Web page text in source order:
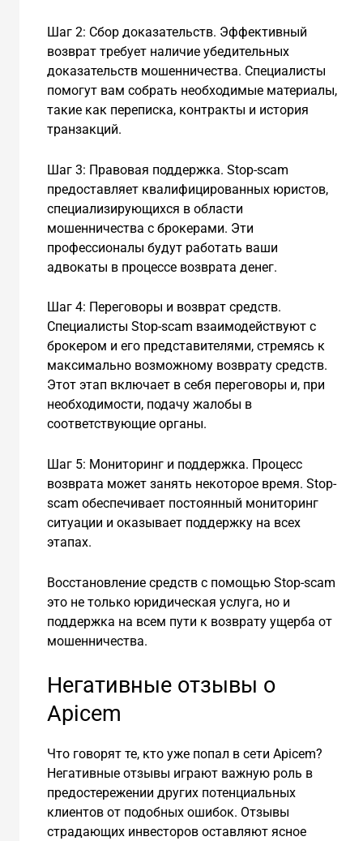
Шаг 2: Сбор доказательств. Эффективный
возврат требует наличие убедительных
доказательств мошенничества. Специалисты
помогут вам собрать необходимые материалы,
такие как переписка, контракты и история
транзакций.
Шаг 3: Правовая поддержка. Stop-scam
предоставляет квалифицированных юристов,
специализирующихся в области
мошенничества с брокерами. Эти
профессионалы будут работать ваши
адвокаты в процессе возврата денег.
Шаг 4: Переговоры и возврат средств.
Специалисты Stop-scam взаимодействуют с
брокером и его представителями, стремясь к
максимально возможному возврату средств.
Этот этап включает в себя переговоры и, при
необходимости, подачу жалобы в
соответствующие органы.
Шаг 5: Мониторинг и поддержка. Процесс
возврата может занять некоторое время. Stop-
scam обеспечивает постоянный мониторинг
ситуации и оказывает поддержку на всех
этапах.
Восстановление средств с помощью Stop-scam
это не только юридическая услуга, но и
поддержка на всем пути к возврату ущерба от
мошенничества.
Негативные отзывы о
Apicem
Что говорят те, кто уже попал в сети Apicem?
Негативные отзывы играют важную роль в
предостережении других потенциальных
клиентов от подобных ошибок. Отзывы
страдающих инвесторов оставляют ясное